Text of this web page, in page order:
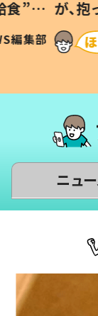
食”を
親
編集部
が、
「涙が
い」
ニュ